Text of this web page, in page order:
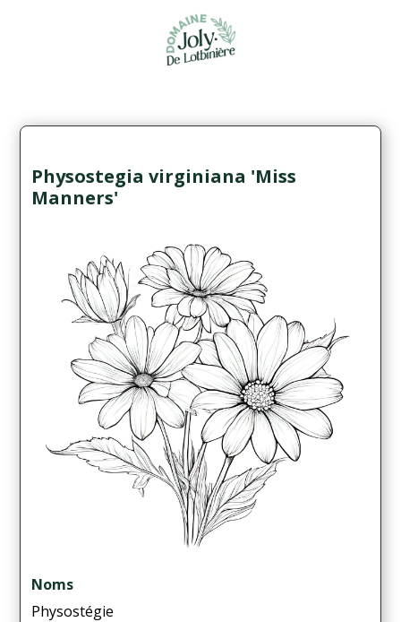
Physostegia virginiana 'Miss
Manners'
Noms
Physostégie